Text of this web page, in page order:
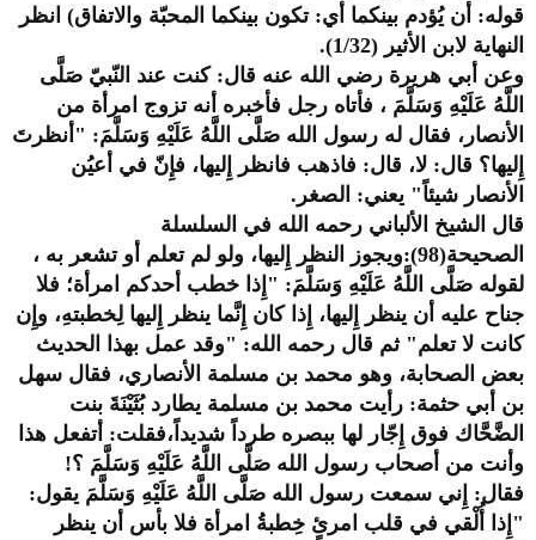
قوله: أن يُؤدم بينكما أي: تكون بينكما المحبّة والاتفاق) انظر
النهاية لابن الأثير (1/32).
وعن أبي هريرة رضي الله عنه قال: كنت عند النّبيّ صَلَّى
اللَّهُ عَلَيْهِ وَسَلَّمَ ، فأتاه رجل فأخبره أنه تزوج امرأة من
الأنصار، فقال له رسول الله صَلَّى اللَّهُ عَلَيْهِ وَسَلَّمَ: "أنظرتَ
إِليها؟ قال: لا، قال: فاذهب فانظر إِليها، فإِنّ في أعيُن
الأنصار شيئاً" يعني: الصغر.
قال الشيخ الألباني رحمه الله في السلسلة
الصحيحة(98):ويجوز النظر إِليها، ولو لم تعلم أو تشعر به ،
لقوله صَلَّى اللَّهُ عَلَيْهِ وَسَلَّمَ: "إِذا خطب أحدكم امرأة؛ فلا
جناح عليه أن ينظر إِليها، إِذا كان إِنَّما ينظر إِليها لِخطبتهِ، وإِن
كانت لا تعلم" ثم قال رحمه الله: "وقد عمل بهذا الحديث
بعض الصحابة، وهو محمد بن مسلمة الأنصاري، فقال سهل
بن أبي حثمة: رأيت محمد بن مسلمة يطارد بُثَيْنَةَ بنت
الضَّحَّاك فوق إِجّار لها ببصره طرداً شديداً،فقلت: أتفعل هذا
وأنت من أصحاب رسول الله صَلَّى اللَّهُ عَلَيْهِ وَسَلَّمَ ؟!
فقال: إِني سمعت رسول الله صَلَّى اللَّهُ عَلَيْهِ وَسَلَّمَ يقول:
"إِذا أُلْقي في قلب امرئٍ خِطبةُ امرأة فلا بأس أن ينظر